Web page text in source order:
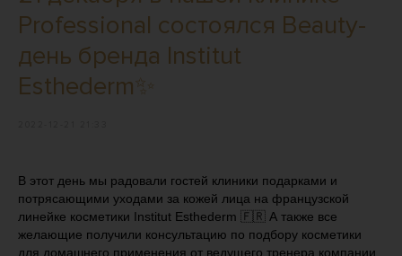
Professional состоялся Beauty-
день бренда Institut
Esthederm✨
В этот день мы радовали гостей клиники подарками и
потрясающими уходами за кожей лица на французской
линейке косметики Institut Esthederm 🇫🇷 А также все
желающие получили консультацию по подбору косметики
для домашнего применения от ведущего тренера компании